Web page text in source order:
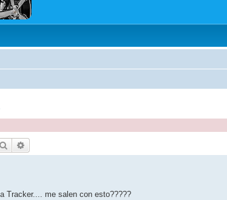
Buscar
Tracker.... me salen con esto?????